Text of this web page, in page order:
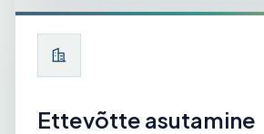
Ettevõtte asutamine